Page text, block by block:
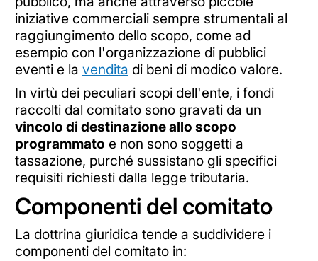
iniziative commerciali sempre strumentali al
raggiungimento dello scopo, come ad
esempio con l'organizzazione di pubblici
eventi e la vendita di beni di modico valore.
In virtù dei peculiari scopi dell'ente, i fondi
raccolti dal comitato sono gravati da un
vincolo di destinazione allo scopo
programmato e non sono soggetti a
tassazione, purché sussistano gli specifici
requisiti richiesti dalla legge tributaria.
Componenti del comitato
La dottrina giuridica tende a suddividere i
componenti del comitato in: